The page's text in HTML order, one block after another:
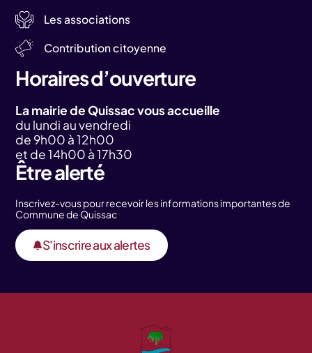
Les associations
Contribution citoyenne
Horaires d’ouverture
La mairie de Quissac vous accueille
du lundi au vendredi
de 9h00 à 12h00
et de 14h00 à 17h30
Être alerté
Inscrivez-vous pour recevoir les informations importantes de
Commune de Quissac
S'inscrire aux alertes